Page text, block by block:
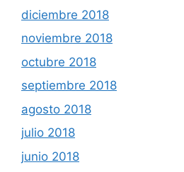
diciembre 2018
noviembre 2018
octubre 2018
septiembre 2018
agosto 2018
julio 2018
junio 2018